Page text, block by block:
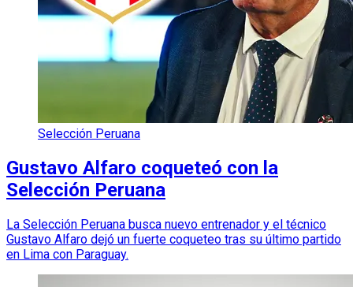
Selección Peruana
Gustavo Alfaro coqueteó con la
Selección Peruana
La Selección Peruana busca nuevo entrenador y el técnico
Gustavo Alfaro dejó un fuerte coqueteo tras su último partido
en Lima con Paraguay.